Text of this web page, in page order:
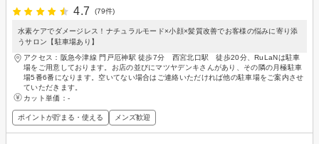
4.7
(79件)
水素ケアでダメージレス！ナチュラルモード×小顔×髪質改善でお客様の悩みに寄り添
うサロン【駐車場あり】
アクセス：阪急今津線 門戸厄神駅 徒歩7分 西宮北口駅 徒歩20分、RuLaNは駐車
場をご用意しております。お店の並びにマツヤデンキさんがあり、その隣の月極駐車
場5番6番になります。空いてない場合はご連絡いただければ他の駐車場をご案内させ
ていただきます。
カット単価： -
ポイントが貯まる・使える メンズ歓迎